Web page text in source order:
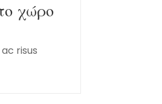
χώρο
risus